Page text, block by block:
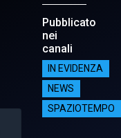
Pubblicato
nei
canali
IN EVIDENZA
NEWS
SPAZIOTEMPO